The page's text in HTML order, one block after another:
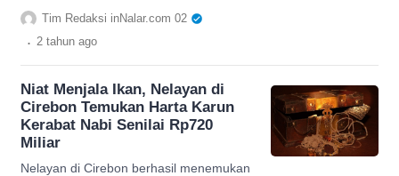
tahun 2025 akan dibangun megaproyek
lainya. Berikut informasinya
Tim Redaksi inNalar.com 02
. 2 tahun ago
Niat Menjala Ikan, Nelayan di
Cirebon Temukan Harta Karun
Kerabat Nabi Senilai Rp720
Miliar
Nelayan di Cirebon berhasil menemukan